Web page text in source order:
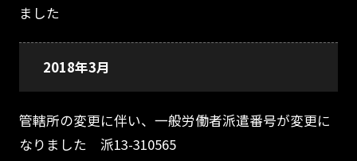
ました
2018年3月
管轄所の変更に伴い、一般労働者派遣番号が変更に
なりました 派13-310565